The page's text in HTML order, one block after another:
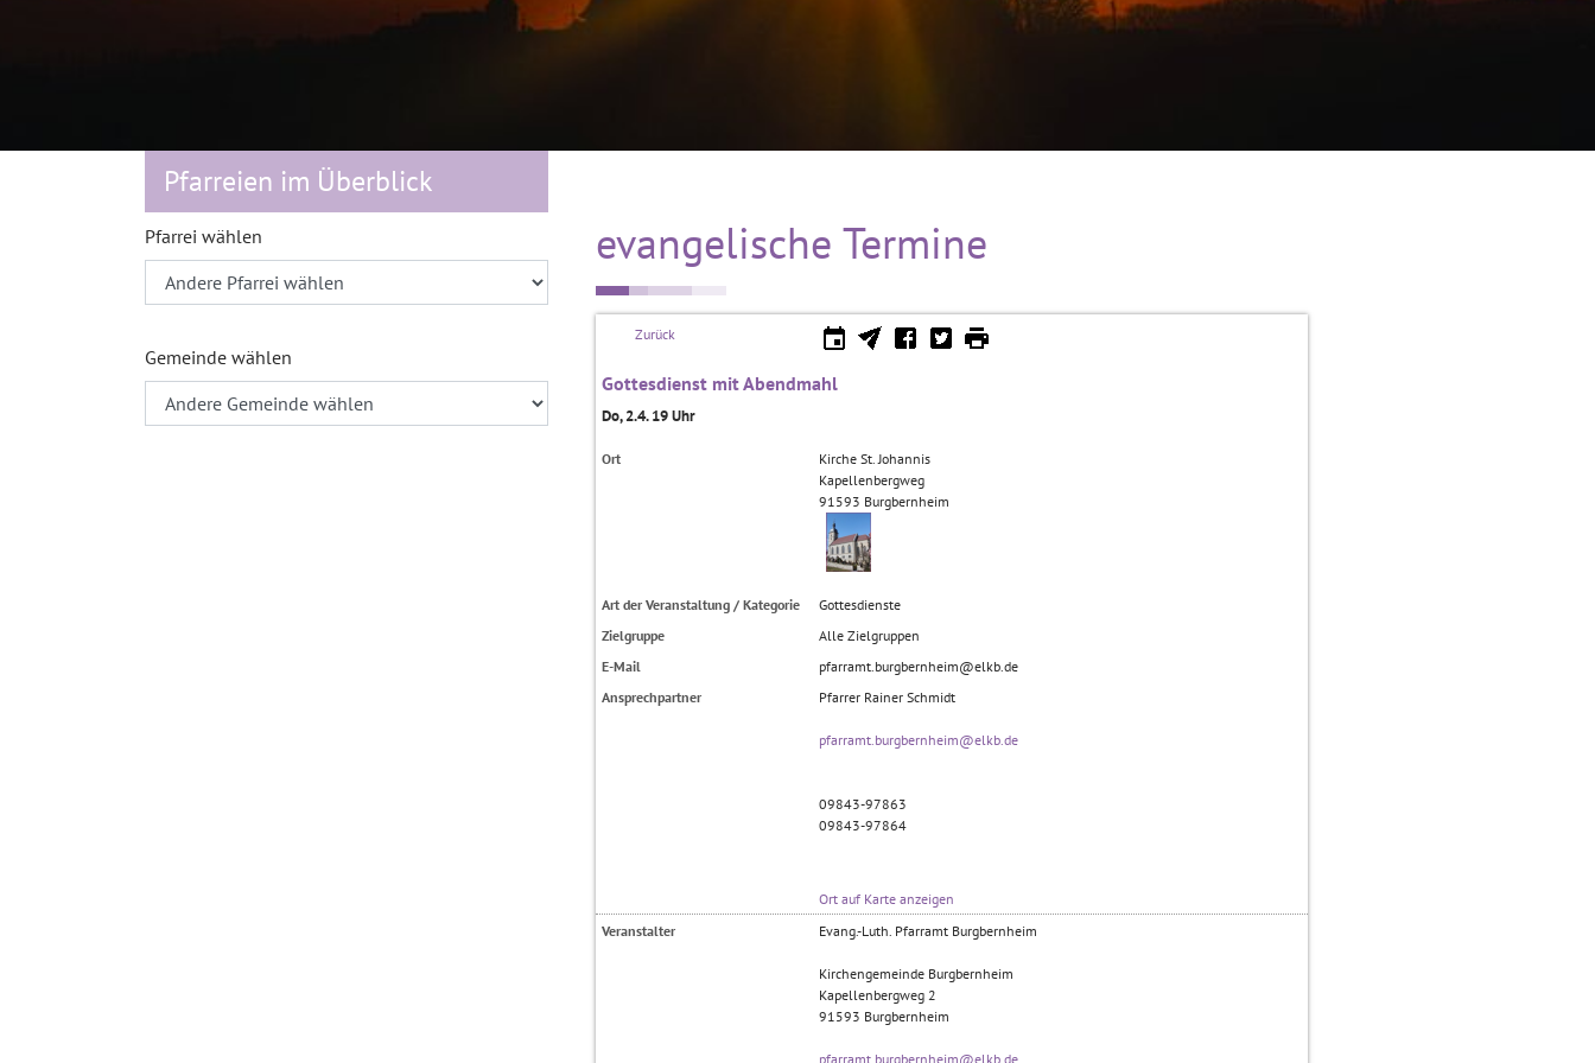
Pfarreien im Überblick
Pfarrei wählen
Gemeinde wählen
evangelische Termine
Zurück
Gottesdienst mit Abendmahl
Do, 2.4. 19 Uhr
Ort
Kirche St. Johannis
Kapellenbergweg
91593 Burgbernheim
Art der Veranstaltung / Kategorie
Gottesdienste
Zielgruppe
Alle Zielgruppen
E-Mail
pfarramt.burgbernheim@elkb.de
Ansprechpartner
Pfarrer Rainer Schmidt
pfarramt.burgbernheim@elkb.de
09843-97863
09843-97864
Ort auf Karte anzeigen
Veranstalter
Evang.-Luth. Pfarramt Burgbernheim
Kirchengemeinde Burgbernheim
Kapellenbergweg 2
91593 Burgbernheim
pfarramt.burgbernheim@elkb.de